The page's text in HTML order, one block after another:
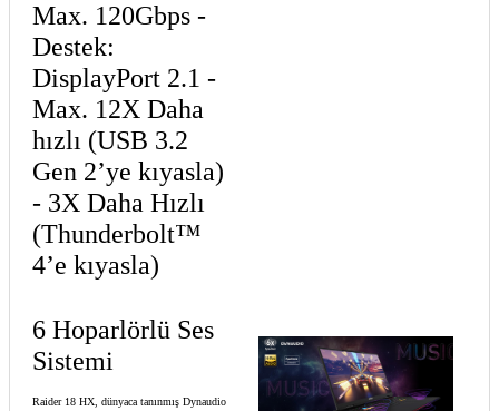
Max. 120Gbps -
Destek:
DisplayPort 2.1 -
Max. 12X Daha
hızlı (USB 3.2
Gen 2’ye kıyasla)
- 3X Daha Hızlı
(Thunderbolt™
4’e kıyasla)
6 Hoparlörlü Ses
Sistemi
Raider 18 HX, dünyaca tanınmış Dynaudio